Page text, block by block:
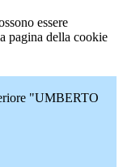
essere
pagina della cookie
"UMBERTO